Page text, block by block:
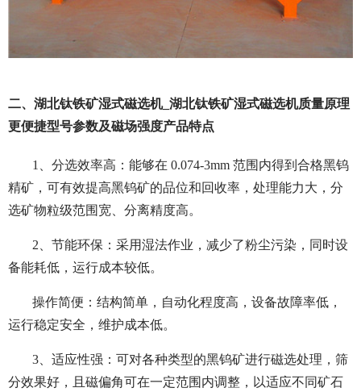
二、湖北钛铁矿湿式磁选机_湖北钛铁矿湿式磁选机质量原理
更便捷型号参数及磁场强度产品特点
1、分选效率高：能够在 0.074-3mm 范围内得到合格黑钨
精矿，可有效提高黑钨矿的品位和回收率，处理能力大，分
选矿物粒级范围宽、分离精度高。
2、节能环保：采用湿法作业，减少了粉尘污染，同时设
备能耗低，运行成本较低。
操作简便：结构简单，自动化程度高，设备故障率低，
运行稳定安全，维护成本低。
3、适应性强：可对各种类型的黑钨矿进行磁选处理，筛
分效果好，且磁偏角可在一定范围内调整，以适应不同矿石